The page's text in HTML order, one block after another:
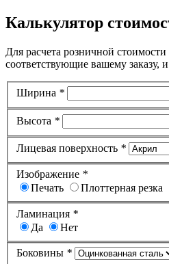
Калькулятор
Для расчета розничной
соответствующие вашему заказу,
Ширина *
Высота *
Лицевая поверхность *
Изображение *
Печать
Плоттерная резка
Ламинация *
Да
Нет
Боковины *